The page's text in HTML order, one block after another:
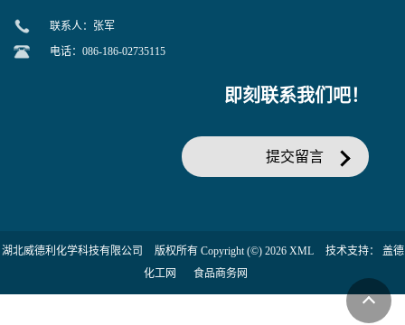
联系人：张军
电话：086-186-02735115
即刻联系我们吧！
提交留言
湖北威德利化学科技有限公司 版权所有 Copyright (©) 2026 XML 技术支持： 盖德
化工网
食品商务网